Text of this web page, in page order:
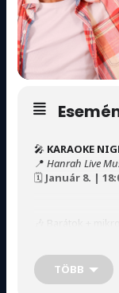
🎤 KARAOKE
📍Hanrah Live
🗓 Január 8. |
✨ Énekelj,
TÖBB